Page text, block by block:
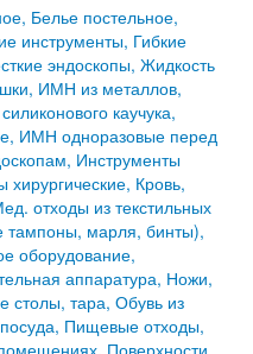
Белье постельное,
инструменты, Гибкие
эндоскопы, Жидкость
ИМН из металлов,
каучука,
ИМН одноразовые перед
Инструменты
хирургические, Кровь,
отходы из текстильных
тампоны, марля, бинты),
оборудование,
аппаратура, Ножи,
столы, тара, Обувь из
Пищевые отходы,
Поверхности